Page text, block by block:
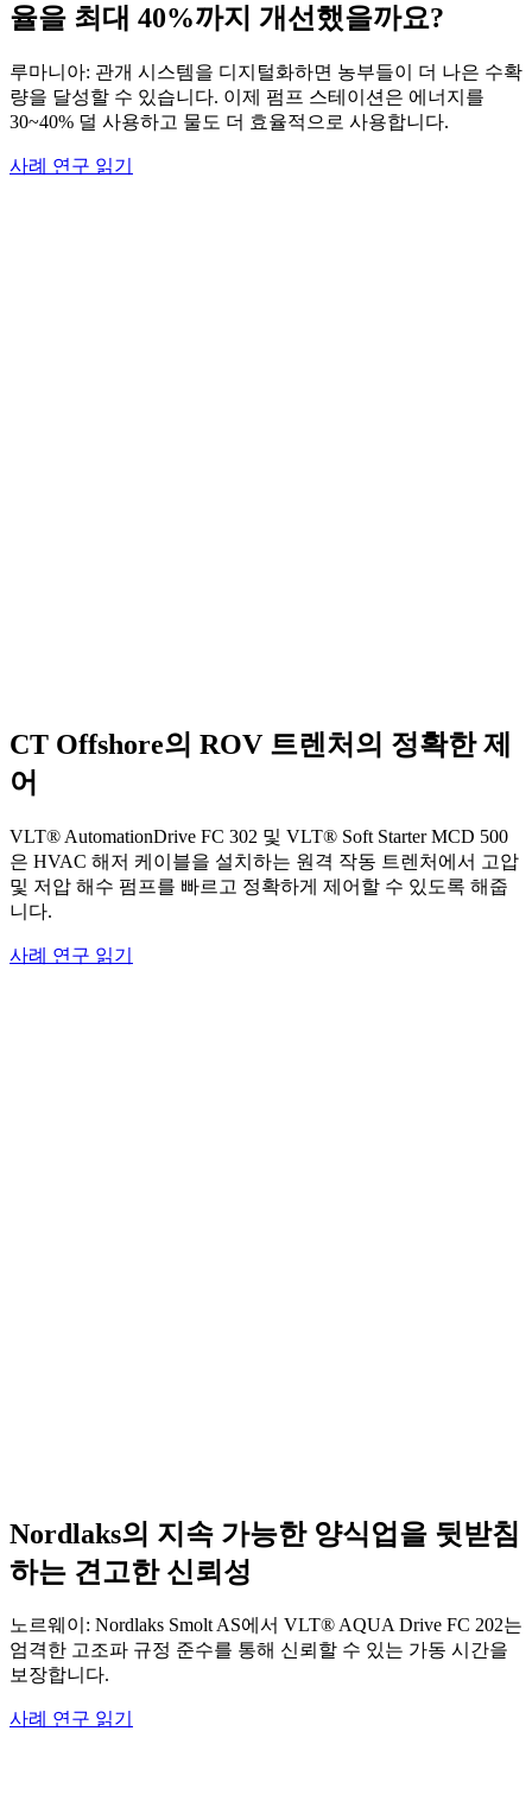
율을 최대 40%까지 개선했을까요?
루마니아: 관개 시스템을 디지털화하면 농부들이 더 나은 수확
량을 달성할 수 있습니다. 이제 펌프 스테이션은 에너지를
30~40% 덜 사용하고 물도 더 효율적으로 사용합니다.
사례 연구 읽기
CT Offshore의 ROV 트렌처의 정확한 제
어
VLT® AutomationDrive FC 302 및 VLT® Soft Starter MCD 500
은 HVAC 해저 케이블을 설치하는 원격 작동 트렌처에서 고압
및 저압 해수 펌프를 빠르고 정확하게 제어할 수 있도록 해줍
니다.
사례 연구 읽기
Nordlaks의 지속 가능한 양식업을 뒷받침
하는 견고한 신뢰성
노르웨이: Nordlaks Smolt AS에서 VLT® AQUA Drive FC 202는
엄격한 고조파 규정 준수를 통해 신뢰할 수 있는 가동 시간을
보장합니다.
사례 연구 읽기